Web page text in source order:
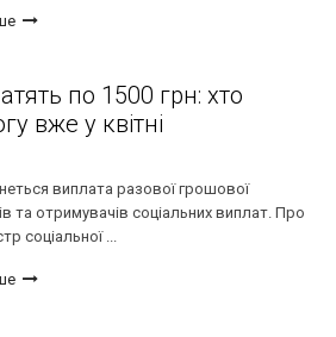
по 1500 грн: хто
вже у квітні
виплата разової грошової
та отримувачів соціальних виплат. Про
соціальної ...